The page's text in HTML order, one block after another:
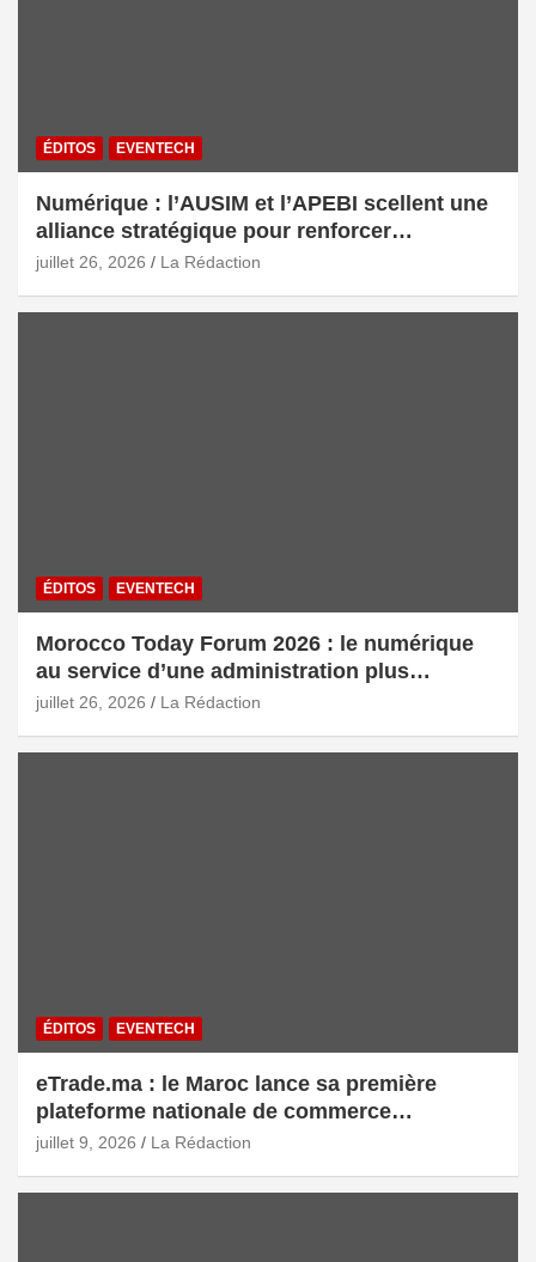
ÉDITOS EVENTECH
Numérique : l’AUSIM et l’APEBI scellent une
alliance stratégique pour renforcer
l’écosystème digital marocain
juillet 26, 2026 La Rédaction
ÉDITOS EVENTECH
Morocco Today Forum 2026 : le numérique
au service d’une administration plus
intelligente
juillet 26, 2026 La Rédaction
ÉDITOS EVENTECH
eTrade.ma : le Maroc lance sa première
plateforme nationale de commerce
électronique B2B pour accélérer les
juillet 9, 2026 La Rédaction